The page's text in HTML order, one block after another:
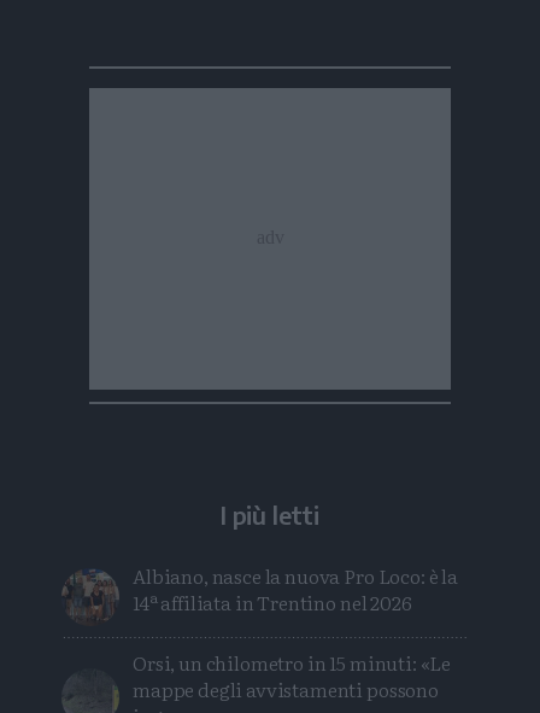
I più letti
Albiano, nasce la nuova Pro Loco: è la
14ª affiliata in Trentino nel 2026
Orsi, un chilometro in 15 minuti: «Le
mappe degli avvistamenti possono